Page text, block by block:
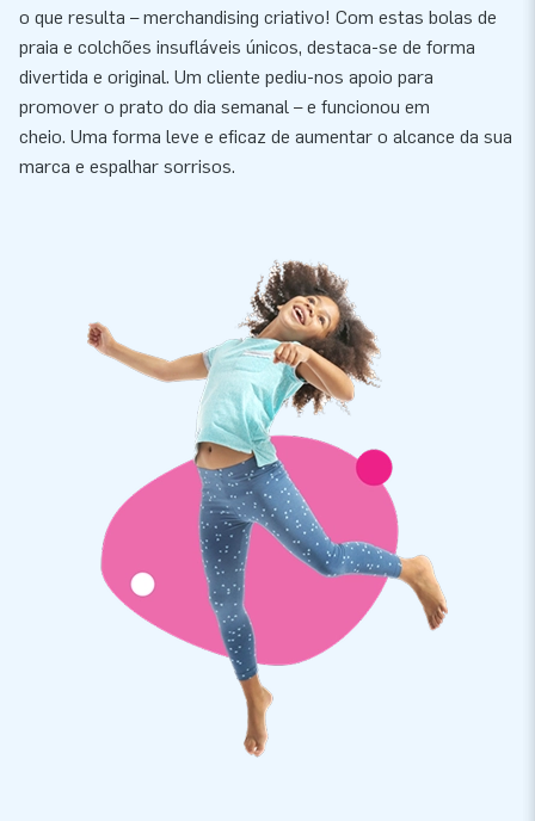
o que resulta – merchandising criativo! Com estas bolas de
praia e colchões insufláveis únicos, destaca-se de forma
divertida e original. Um cliente pediu-nos apoio para
promover o prato do dia semanal – e funcionou em
cheio. Uma forma leve e eficaz de aumentar o alcance da sua
marca e espalhar sorrisos.